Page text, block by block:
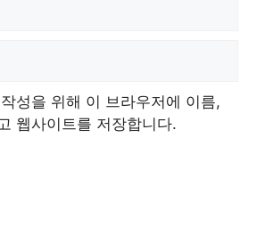
성을 위해 이 브라우저에 이름,
웹사이트를 저장합니다.